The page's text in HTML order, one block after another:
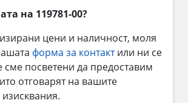
на 119781-00?
цени и наличност, моля
форма за контактили ни се
сме посветени да предоставим
отговарят на вашите